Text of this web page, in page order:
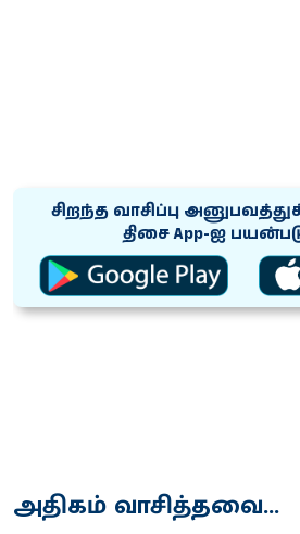
சிறந்த வாசிப்பு
திசை App-ஐ
அதிகம் வாசித்தவை...